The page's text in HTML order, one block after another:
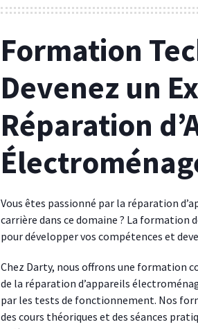
Formation
Devenez un
Réparation
Vous êtes passionné par la réparation
carrière dans ce domaine ? La formation
pour développer vos compétences et
Chez Darty, nous offrons une formation
de la réparation d’appareils
par les tests de fonctionnement. Nos
des cours théoriques et des séances